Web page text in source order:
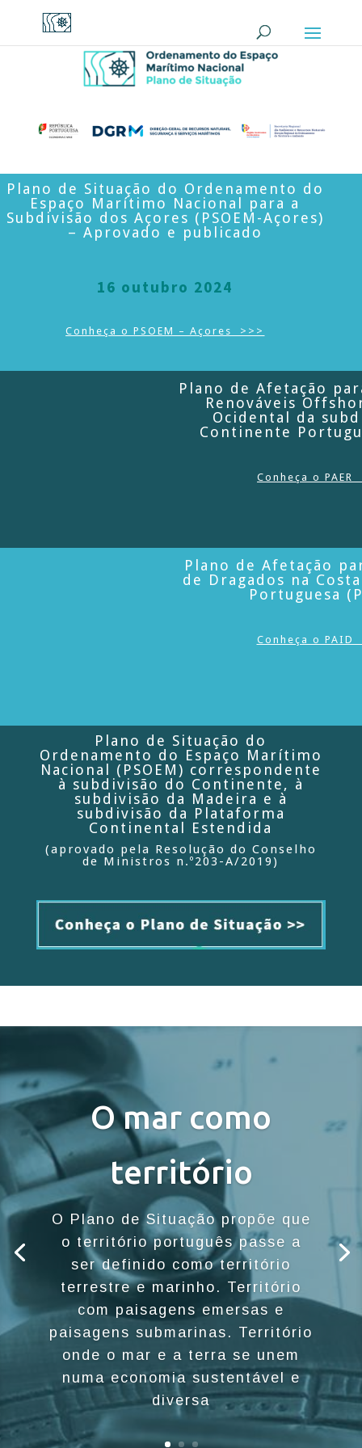
Plano de Situação do Ordenamento do
Espaço Marítimo Nacional para a
Subdivisão dos Açores (PSOEM-Açores)
– Aprovado e publicado
16 outubro 2024
Conheça o PSOEM – Açores >>>
Plano de Afetação
Renováveis
Ocidental da
Continente
Conheça o
Plano de Afetação
de Dragados na
Portuguesa
Conheça o
Plano de Situação do
Ordenamento do Espaço Marítimo
Nacional (PSOEM) correspondente
à subdivisão do Continente, à
subdivisão da Madeira e à
subdivisão da Plataforma
Continental Estendida
(aprovado pela Resolução do Conselho
de Ministros n.º203-A/2019)
O mar como
território
O Plano de Situação propõe que
o território português passe a
ser definido como território
terrestre e marinho. Território
com paisagens emersas e
paisagens submarinas. Território
onde o mar e a terra se unem
numa economia sustentável e
diversa